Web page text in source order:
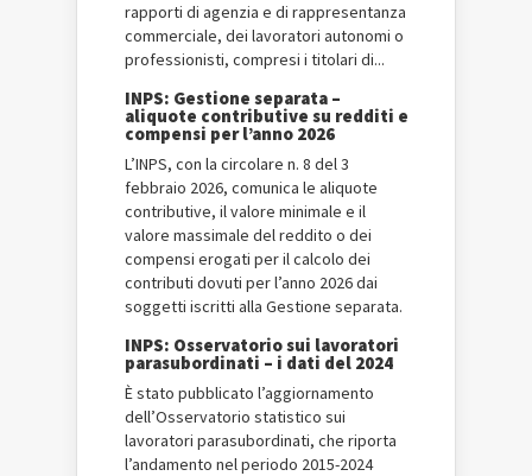
rapporti di agenzia e di rappresentanza
commerciale, dei lavoratori autonomi o
professionisti, compresi i titolari di...
INPS: Gestione separata –
aliquote contributive su redditi e
compensi per l’anno 2026
L’INPS, con la circolare n. 8 del 3
febbraio 2026, comunica le aliquote
contributive, il valore minimale e il
valore massimale del reddito o dei
compensi erogati per il calcolo dei
contributi dovuti per l’anno 2026 dai
soggetti iscritti alla Gestione separata.
INPS: Osservatorio sui lavoratori
parasubordinati – i dati del 2024
È stato pubblicato l’aggiornamento
dell’Osservatorio statistico sui
lavoratori parasubordinati, che riporta
l’andamento nel periodo 2015-2024